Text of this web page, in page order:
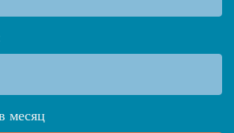
месяц